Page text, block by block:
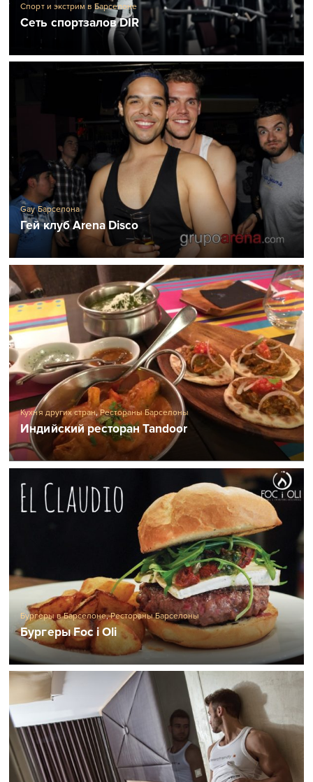
Спорт и экстрим в Барселоне
Сеть спортзалов DIR
Gay Барселона
Гей клуб Arena Disco
Кухня других стран,Рестораны Барселоны
Индийский ресторан Tandoor
Бургеры в Барселоне,Рестораны Барселоны
Бургеры Foc i Oli